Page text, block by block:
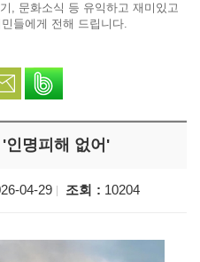
, 문화소식 등 유익하고 재미있고
들에게 전해 드립니다.
리로 공유
오톡으로 공유
문자로 공유
인명피해 없어'
04-29 조회 10204